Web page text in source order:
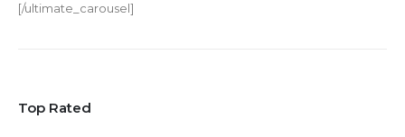
[/ultimate_carousel]
Top Rated